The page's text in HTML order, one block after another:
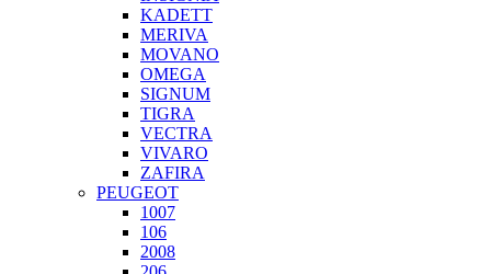
KADETT
MERIVA
MOVANO
OMEGA
SIGNUM
TIGRA
VECTRA
VIVARO
ZAFIRA
PEUGEOT
1007
106
2008